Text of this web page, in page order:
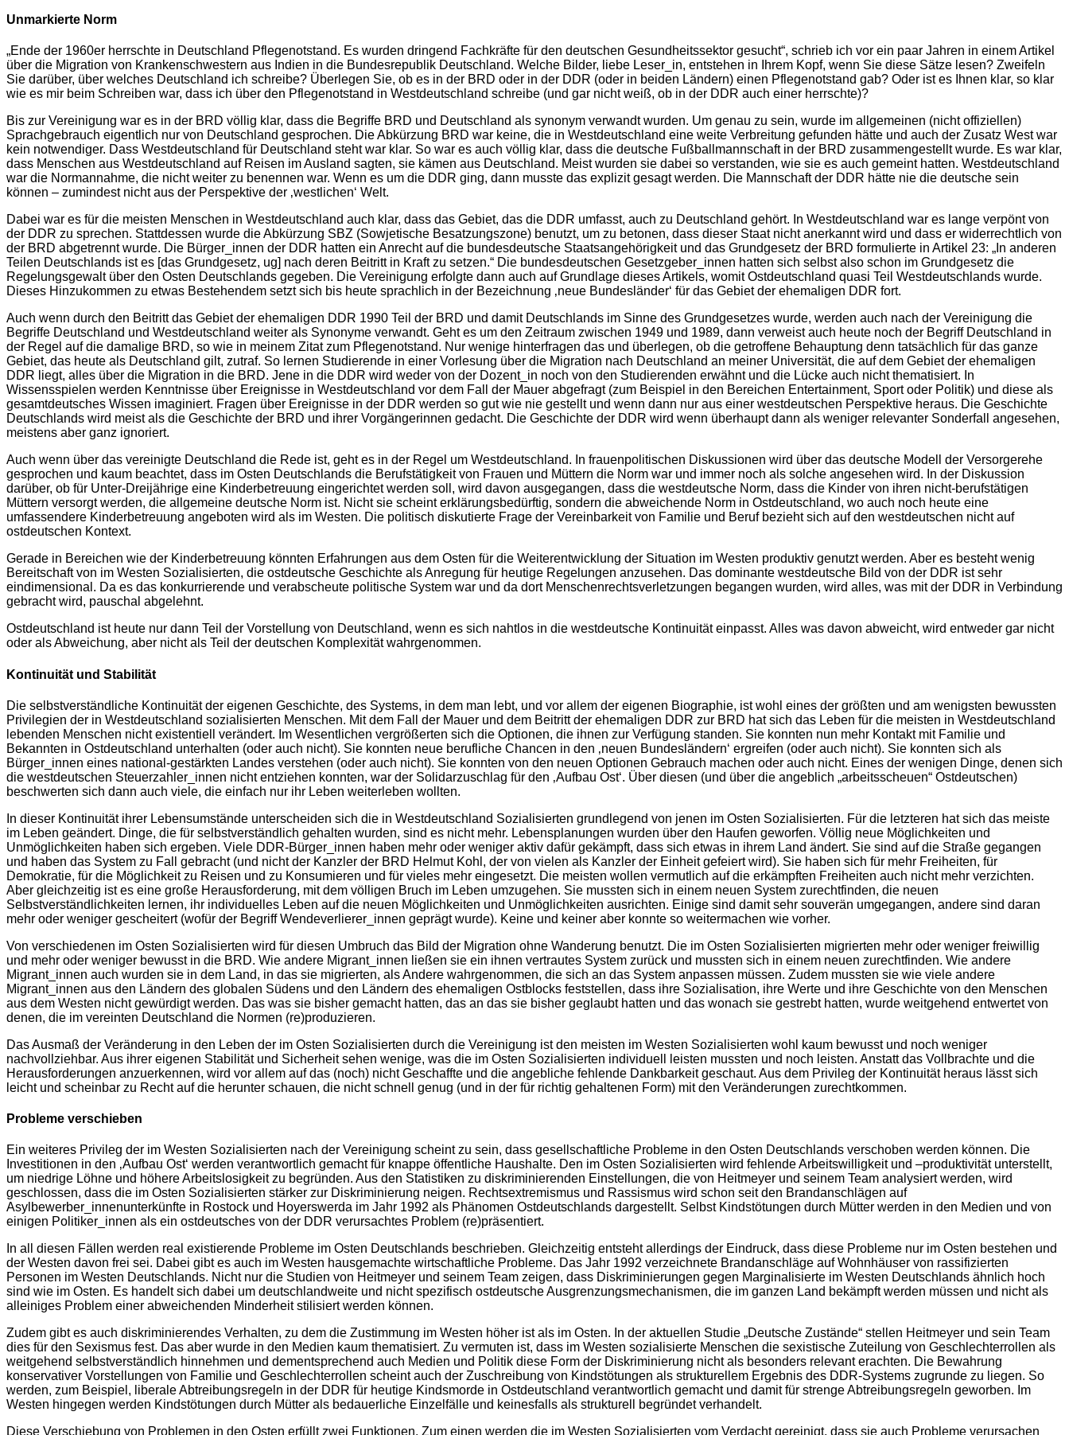
Unmarkierte Norm
„Ende der 1960er herrschte in Deutschland Pflegenotstand. Es wurden dringend Fachkräfte für den deutschen Gesundheitssektor gesucht“, schrieb ich vor ein paar Jahren in einem Artikel
über die Migration von Krankenschwestern aus Indien in die Bundesrepublik Deutschland. Welche Bilder, liebe Leser_in, entstehen in Ihrem Kopf, wenn Sie diese Sätze lesen? Zweifeln
Sie darüber, über welches Deutschland ich schreibe? Überlegen Sie, ob es in der BRD oder in der DDR (oder in beiden Ländern) einen Pflegenotstand gab? Oder ist es Ihnen klar, so klar
wie es mir beim Schreiben war, dass ich über den Pflegenotstand in Westdeutschland schreibe (und gar nicht weiß, ob in der DDR auch einer herrschte)?
Bis zur Vereinigung war es in der BRD völlig klar, dass die Begriffe BRD und Deutschland als synonym verwandt wurden. Um genau zu sein, wurde im allgemeinen (nicht offiziellen)
Sprachgebrauch eigentlich nur von Deutschland gesprochen. Die Abkürzung BRD war keine, die in Westdeutschland eine weite Verbreitung gefunden hätte und auch der Zusatz West war
kein notwendiger. Dass Westdeutschland für Deutschland steht war klar. So war es auch völlig klar, dass die deutsche Fußballmannschaft in der BRD zusammengestellt wurde. Es war klar,
dass Menschen aus Westdeutschland auf Reisen im Ausland sagten, sie kämen aus Deutschland. Meist wurden sie dabei so verstanden, wie sie es auch gemeint hatten. Westdeutschland
war die Normannahme, die nicht weiter zu benennen war. Wenn es um die DDR ging, dann musste das explizit gesagt werden. Die Mannschaft der DDR hätte nie die deutsche sein
können – zumindest nicht aus der Perspektive der ‚westlichen‘ Welt.
Dabei war es für die meisten Menschen in Westdeutschland auch klar, dass das Gebiet, das die DDR umfasst, auch zu Deutschland gehört. In Westdeutschland war es lange verpönt von
der DDR zu sprechen. Stattdessen wurde die Abkürzung SBZ (Sowjetische Besatzungszone) benutzt, um zu betonen, dass dieser Staat nicht anerkannt wird und dass er widerrechtlich von
der BRD abgetrennt wurde. Die Bürger_innen der DDR hatten ein Anrecht auf die bundesdeutsche Staatsangehörigkeit und das Grundgesetz der BRD formulierte in Artikel 23: „In anderen
Teilen Deutschlands ist es [das Grundgesetz, ug] nach deren Beitritt in Kraft zu setzen.“ Die bundesdeutschen Gesetzgeber_innen hatten sich selbst also schon im Grundgesetz die
Regelungsgewalt über den Osten Deutschlands gegeben. Die Vereinigung erfolgte dann auch auf Grundlage dieses Artikels, womit Ostdeutschland quasi Teil Westdeutschlands wurde.
Dieses Hinzukommen zu etwas Bestehendem setzt sich bis heute sprachlich in der Bezeichnung ‚neue Bundesländer‘ für das Gebiet der ehemaligen DDR fort.
Auch wenn durch den Beitritt das Gebiet der ehemaligen DDR 1990 Teil der BRD und damit Deutschlands im Sinne des Grundgesetzes wurde, werden auch nach der Vereinigung die
Begriffe Deutschland und Westdeutschland weiter als Synonyme verwandt. Geht es um den Zeitraum zwischen 1949 und 1989, dann verweist auch heute noch der Begriff Deutschland in
der Regel auf die damalige BRD, so wie in meinem Zitat zum Pflegenotstand. Nur wenige hinterfragen das und überlegen, ob die getroffene Behauptung denn tatsächlich für das ganze
Gebiet, das heute als Deutschland gilt, zutraf. So lernen Studierende in einer Vorlesung über die Migration nach Deutschland an meiner Universität, die auf dem Gebiet der ehemaligen
DDR liegt, alles über die Migration in die BRD. Jene in die DDR wird weder von der Dozent_in noch von den Studierenden erwähnt und die Lücke auch nicht thematisiert. In
Wissensspielen werden Kenntnisse über Ereignisse in Westdeutschland vor dem Fall der Mauer abgefragt (zum Beispiel in den Bereichen Entertainment, Sport oder Politik) und diese als
gesamtdeutsches Wissen imaginiert. Fragen über Ereignisse in der DDR werden so gut wie nie gestellt und wenn dann nur aus einer westdeutschen Perspektive heraus. Die Geschichte
Deutschlands wird meist als die Geschichte der BRD und ihrer Vorgängerinnen gedacht. Die Geschichte der DDR wird wenn überhaupt dann als weniger relevanter Sonderfall angesehen,
meistens aber ganz ignoriert.
Auch wenn über das vereinigte Deutschland die Rede ist, geht es in der Regel um Westdeutschland. In frauenpolitischen Diskussionen wird über das deutsche Modell der Versorgerehe
gesprochen und kaum beachtet, dass im Osten Deutschlands die Berufstätigkeit von Frauen und Müttern die Norm war und immer noch als solche angesehen wird. In der Diskussion
darüber, ob für Unter-Dreijährige eine Kinderbetreuung eingerichtet werden soll, wird davon ausgegangen, dass die westdeutsche Norm, dass die Kinder von ihren nicht-berufstätigen
Müttern versorgt werden, die allgemeine deutsche Norm ist. Nicht sie scheint erklärungsbedürftig, sondern die abweichende Norm in Ostdeutschland, wo auch noch heute eine
umfassendere Kinderbetreuung angeboten wird als im Westen. Die politisch diskutierte Frage der Vereinbarkeit von Familie und Beruf bezieht sich auf den westdeutschen nicht auf
ostdeutschen Kontext.
Gerade in Bereichen wie der Kinderbetreuung könnten Erfahrungen aus dem Osten für die Weiterentwicklung der Situation im Westen produktiv genutzt werden. Aber es besteht wenig
Bereitschaft von im Westen Sozialisierten, die ostdeutsche Geschichte als Anregung für heutige Regelungen anzusehen. Das dominante westdeutsche Bild von der DDR ist sehr
eindimensional. Da es das konkurrierende und verabscheute politische System war und da dort Menschenrechtsverletzungen begangen wurden, wird alles, was mit der DDR in Verbindung
gebracht wird, pauschal abgelehnt.
Ostdeutschland ist heute nur dann Teil der Vorstellung von Deutschland, wenn es sich nahtlos in die westdeutsche Kontinuität einpasst. Alles was davon abweicht, wird entweder gar nicht
oder als Abweichung, aber nicht als Teil der deutschen Komplexität wahrgenommen.
Kontinuität und Stabilität
Die selbstverständliche Kontinuität der eigenen Geschichte, des Systems, in dem man lebt, und vor allem der eigenen Biographie, ist wohl eines der größten und am wenigsten bewussten
Privilegien der in Westdeutschland sozialisierten Menschen. Mit dem Fall der Mauer und dem Beitritt der ehemaligen DDR zur BRD hat sich das Leben für die meisten in Westdeutschland
lebenden Menschen nicht existentiell verändert. Im Wesentlichen vergrößerten sich die Optionen, die ihnen zur Verfügung standen. Sie konnten nun mehr Kontakt mit Familie und
Bekannten in Ostdeutschland unterhalten (oder auch nicht). Sie konnten neue berufliche Chancen in den ‚neuen Bundesländern‘ ergreifen (oder auch nicht). Sie konnten sich als
Bürger_innen eines national-gestärkten Landes verstehen (oder auch nicht). Sie konnten von den neuen Optionen Gebrauch machen oder auch nicht. Eines der wenigen Dinge, denen sich
die westdeutschen Steuerzahler_innen nicht entziehen konnten, war der Solidarzuschlag für den ‚Aufbau Ost‘. Über diesen (und über die angeblich „arbeitsscheuen“ Ostdeutschen)
beschwerten sich dann auch viele, die einfach nur ihr Leben weiterleben wollten.
In dieser Kontinuität ihrer Lebensumstände unterscheiden sich die in Westdeutschland Sozialisierten grundlegend von jenen im Osten Sozialisierten. Für die letzteren hat sich das meiste
im Leben geändert. Dinge, die für selbstverständlich gehalten wurden, sind es nicht mehr. Lebensplanungen wurden über den Haufen geworfen. Völlig neue Möglichkeiten und
Unmöglichkeiten haben sich ergeben. Viele DDR-Bürger_innen haben mehr oder weniger aktiv dafür gekämpft, dass sich etwas in ihrem Land ändert. Sie sind auf die Straße gegangen
und haben das System zu Fall gebracht (und nicht der Kanzler der BRD Helmut Kohl, der von vielen als Kanzler der Einheit gefeiert wird). Sie haben sich für mehr Freiheiten, für
Demokratie, für die Möglichkeit zu Reisen und zu Konsumieren und für vieles mehr eingesetzt. Die meisten wollen vermutlich auf die erkämpften Freiheiten auch nicht mehr verzichten.
Aber gleichzeitig ist es eine große Herausforderung, mit dem völligen Bruch im Leben umzugehen. Sie mussten sich in einem neuen System zurechtfinden, die neuen
Selbstverständlichkeiten lernen, ihr individuelles Leben auf die neuen Möglichkeiten und Unmöglichkeiten ausrichten. Einige sind damit sehr souverän umgegangen, andere sind daran
mehr oder weniger gescheitert (wofür der Begriff Wendeverlierer_innen geprägt wurde). Keine und keiner aber konnte so weitermachen wie vorher.
Von verschiedenen im Osten Sozialisierten wird für diesen Umbruch das Bild der Migration ohne Wanderung benutzt. Die im Osten Sozialisierten migrierten mehr oder weniger freiwillig
und mehr oder weniger bewusst in die BRD. Wie andere Migrant_innen ließen sie ein ihnen vertrautes System zurück und mussten sich in einem neuen zurechtfinden. Wie andere
Migrant_innen auch wurden sie in dem Land, in das sie migrierten, als Andere wahrgenommen, die sich an das System anpassen müssen. Zudem mussten sie wie viele andere
Migrant_innen aus den Ländern des globalen Südens und den Ländern des ehemaligen Ostblocks feststellen, dass ihre Sozialisation, ihre Werte und ihre Geschichte von den Menschen
aus dem Westen nicht gewürdigt werden. Das was sie bisher gemacht hatten, das an das sie bisher geglaubt hatten und das wonach sie gestrebt hatten, wurde weitgehend entwertet von
denen, die im vereinten Deutschland die Normen (re)produzieren.
Das Ausmaß der Veränderung in den Leben der im Osten Sozialisierten durch die Vereinigung ist den meisten im Westen Sozialisierten wohl kaum bewusst und noch weniger
nachvollziehbar. Aus ihrer eigenen Stabilität und Sicherheit sehen wenige, was die im Osten Sozialisierten individuell leisten mussten und noch leisten. Anstatt das Vollbrachte und die
Herausforderungen anzuerkennen, wird vor allem auf das (noch) nicht Geschaffte und die angebliche fehlende Dankbarkeit geschaut. Aus dem Privileg der Kontinuität heraus lässt sich
leicht und scheinbar zu Recht auf die herunter schauen, die nicht schnell genug (und in der für richtig gehaltenen Form) mit den Veränderungen zurechtkommen.
Probleme verschieben
Ein weiteres Privileg der im Westen Sozialisierten nach der Vereinigung scheint zu sein, dass gesellschaftliche Probleme in den Osten Deutschlands verschoben werden können. Die
Investitionen in den ‚Aufbau Ost‘ werden verantwortlich gemacht für knappe öffentliche Haushalte. Den im Osten Sozialisierten wird fehlende Arbeitswilligkeit und –produktivität unterstellt,
um niedrige Löhne und höhere Arbeitslosigkeit zu begründen. Aus den Statistiken zu diskriminierenden Einstellungen, die von Heitmeyer und seinem Team analysiert werden, wird
geschlossen, dass die im Osten Sozialisierten stärker zur Diskriminierung neigen. Rechtsextremismus und Rassismus wird schon seit den Brandanschlägen auf
Asylbewerber_innenunterkünfte in Rostock und Hoyerswerda im Jahr 1992 als Phänomen Ostdeutschlands dargestellt. Selbst Kindstötungen durch Mütter werden in den Medien und von
einigen Politiker_innen als ein ostdeutsches von der DDR verursachtes Problem (re)präsentiert.
In all diesen Fällen werden real existierende Probleme im Osten Deutschlands beschrieben. Gleichzeitig entsteht allerdings der Eindruck, dass diese Probleme nur im Osten bestehen und
der Westen davon frei sei. Dabei gibt es auch im Westen hausgemachte wirtschaftliche Probleme. Das Jahr 1992 verzeichnete Brandanschläge auf Wohnhäuser von rassifizierten
Personen im Westen Deutschlands. Nicht nur die Studien von Heitmeyer und seinem Team zeigen, dass Diskriminierungen gegen Marginalisierte im Westen Deutschlands ähnlich hoch
sind wie im Osten. Es handelt sich dabei um deutschlandweite und nicht spezifisch ostdeutsche Ausgrenzungsmechanismen, die im ganzen Land bekämpft werden müssen und nicht als
alleiniges Problem einer abweichenden Minderheit stilisiert werden können.
Zudem gibt es auch diskriminierendes Verhalten, zu dem die Zustimmung im Westen höher ist als im Osten. In der aktuellen Studie „Deutsche Zustände“ stellen Heitmeyer und sein Team
dies für den Sexismus fest. Das aber wurde in den Medien kaum thematisiert. Zu vermuten ist, dass im Westen sozialisierte Menschen die sexistische Zuteilung von Geschlechterrollen als
weitgehend selbstverständlich hinnehmen und dementsprechend auch Medien und Politik diese Form der Diskriminierung nicht als besonders relevant erachten. Die Bewahrung
konservativer Vorstellungen von Familie und Geschlechterrollen scheint auch der Zuschreibung von Kindstötungen als strukturellem Ergebnis des DDR-Systems zugrunde zu liegen. So
werden, zum Beispiel, liberale Abtreibungsregeln in der DDR für heutige Kindsmorde in Ostdeutschland verantwortlich gemacht und damit für strenge Abtreibungsregeln geworben. Im
Westen hingegen werden Kindstötungen durch Mütter als bedauerliche Einzelfälle und keinesfalls als strukturell begründet verhandelt.
Diese Verschiebung von Problemen in den Osten erfüllt zwei Funktionen. Zum einen werden die im Westen Sozialisierten vom Verdacht gereinigt, dass sie auch Probleme verursachen